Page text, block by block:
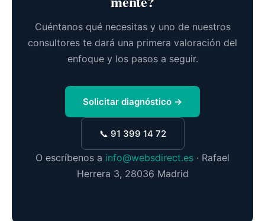
Cuéntanos qué necesitas y uno de nuestros
consultores te dará una primera valoración del
enfoque y los pasos a seguir.
Solicitar diagnóstico →
📞 91 399 14 72
O escríbenos a info@websdirect.es · Rafael
Herrera 3, 28036 Madrid